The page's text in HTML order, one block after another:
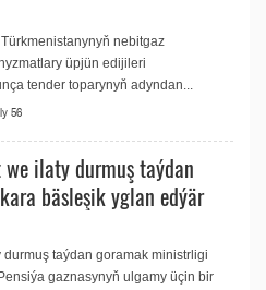
nebitgaz
üpjün edijileri
tender toparynyň adyndan...
56
ilaty durmuş taýdan
bäsleşik yglan edýär
taýdan goramak ministrligi
gaznasynyň ulgamy üçin bir